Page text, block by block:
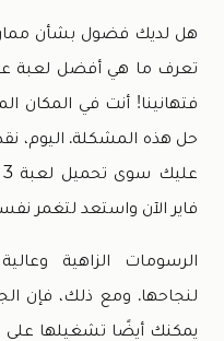
هل لديك فضول بشأن
تعرف ما هي أفضل لعبة
فتهانينا! أنت في المكان
حل هذه المشكلة. اليوم،
فاير الآن واستعد لتغمر
الرسومات الزاهية
لنجاحها. ومع ذلك، فإن
يمكنك أيضًا تشغيلها